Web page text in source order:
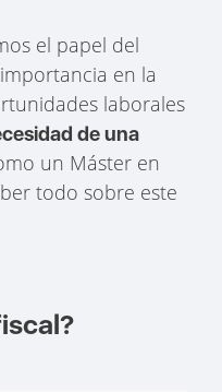
el papel del
en la
laborales
de una
un Máster en
todo sobre este